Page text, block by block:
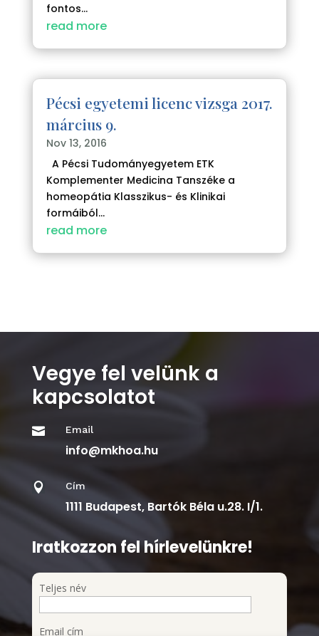
fontos...
read more
Pécsi egyetemi licenc vizsga 2017.
március 9.
Nov 13, 2016
A Pécsi Tudományegyetem ETK
Komplementer Medicina Tanszéke a
homeopátia Klasszikus- és Klinikai
formáiból...
read more
Vegye fel velünk a
kapcsolatot
 Email
info@mkhoa.hu
 Cím
1111 Budapest, Bartók Béla u.28. I/1.
Iratkozzon fel hírlevelünkre!
Teljes név
Email cím